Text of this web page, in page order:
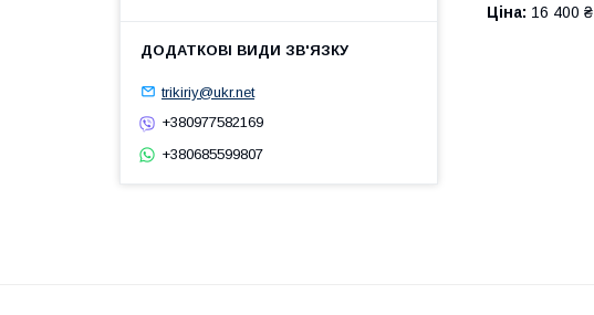
Ціна: 16 400 ₴
trikiriy@ukr.net
+380977582169
+380685599807